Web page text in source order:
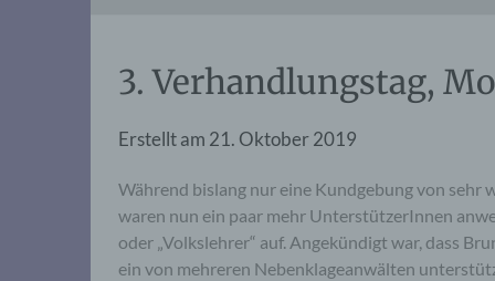
3. Verhandlungstag,
Erstellt am 21. Oktober 2019
Während bislang nur eine Kundgebung von sehr
waren nun ein paar mehr UnterstützerInnen
oder „Volkslehrer“ auf. Angekündigt war, dass
ein von mehreren Nebenklageanwälten